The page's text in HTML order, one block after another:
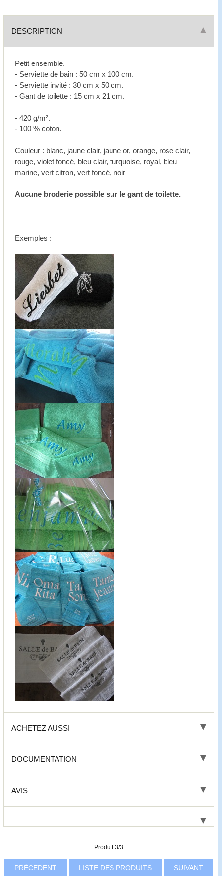
DESCRIPTION
Petit ensemble.
- Serviette de bain : 50 cm x 100 cm.
- Serviette invité : 30 cm x 50 cm.
- Gant de toilette : 15 cm x 21 cm.
- 420 g/m².
- 100 % coton.
Couleur : blanc, jaune clair, jaune or, orange, rose clair,
rouge, violet foncé, bleu clair, turquoise, royal, bleu
marine, vert citron, vert foncé, noir
Aucune broderie possible sur le gant de toilette.
Exemples :
ACHETEZ AUSSI
DOCUMENTATION
AVIS
Produit 3/3
PRÉCEDENT LISTE DES PRODUITS SUIVANT